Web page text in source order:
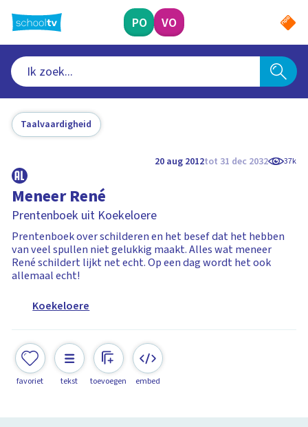
naar
hoofdinhoud
PO VO
Taalvaardigheid
20 aug 2012tot 31 dec 2032 37k
Meneer René
Prentenboek uit Koekeloere
Prentenboek over schilderen en het besef dat het hebben
van veel spullen niet gelukkig maakt. Alles wat meneer
René schildert lijkt net echt. Op een dag wordt het ook
allemaal echt!
Koekeloere
favoriet tekst toevoegen embed